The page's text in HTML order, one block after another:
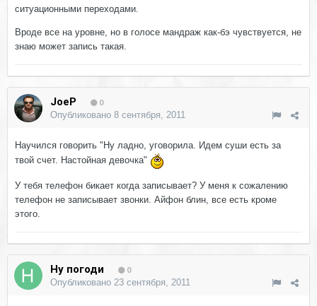
ситуационными переходами.
Вроде все на уровне, но в голосе мандраж как-бэ чувствуется, не
знаю может запись такая.
JoeP 0
Опубликовано 8 сентября, 2011
Научился говорить "Ну ладно, уговорила. Идем суши есть за
твой счет. Настойная девочка"
У тебя телефон бикает когда записывает? У меня к сожалению
телефон не записывает звонки. Айфон блин, все есть кроме
этого.
Ну погоди 0
Опубликовано 23 сентября, 2011